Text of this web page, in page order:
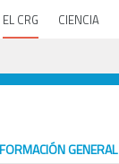
EL CRG CIENCIA
GENERAL